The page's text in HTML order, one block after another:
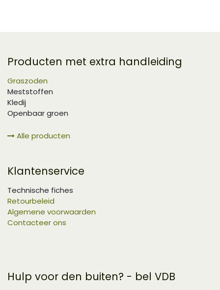
Producten met extra handleiding
Graszoden
Meststoffen
Kledij
Openbaar groen
Alle producten
Klantenservice
Technische fiches
Retourbeleid
Algemene voorwaarden
Contacteer ons
Hulp voor den buiten? - bel VDB